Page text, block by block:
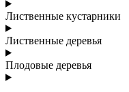
Лиственные кустарники
Лиственные деревья
Плодовые деревья